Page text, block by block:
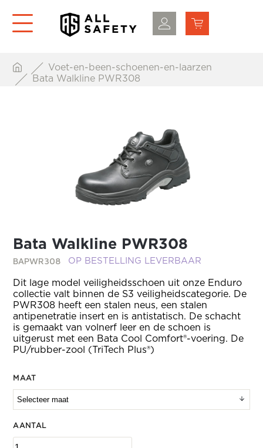
Voet-en-been-schoenen-en-laarzen
Bata Walkline PWR308
Bata Walkline PWR308
BAPWR308 OP BESTELLING LEVERBAAR
Dit lage model veiligheidsschoen uit onze Enduro
collectie valt binnen de S3 veiligheidscategorie. De
PWR308 heeft een stalen neus, een stalen
antipenetratie insert en is antistatisch. De schacht
is gemaakt van volnerf leer en de schoen is
uitgerust met een Bata Cool Comfort®-voering. De
PU/rubber-zool (TriTech Plus®)
MAAT
AANTAL